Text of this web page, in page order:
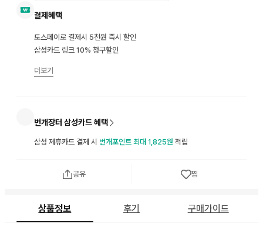
결제혜택
토스페이로 결제시 5천원 즉시 할인
삼성카드 링크 10% 청구할인
더보기
번개장터 삼성카드 혜택
삼성 제휴카드 결제 시 번개포인트 최대 1,825원 적립
공유 찜
상품정보 후기 구매가이드